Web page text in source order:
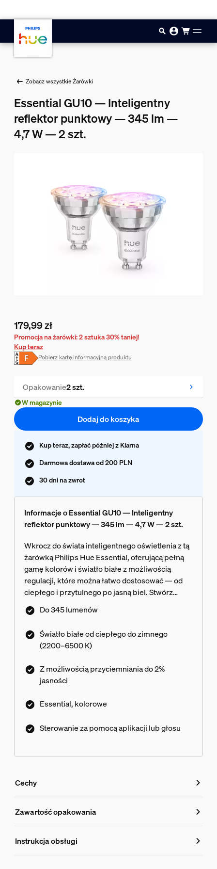
Zobacz wszystkie Żarówki
Essential GU10 — Inteligentny
reflektor punktowy — 345 lm —
4,7 W — 2 szt.
Obecna cena to 179,99 zł
179,99 zł
Promocja na żarówki: 2 sztuka 30% taniej!
Kup teraz
Pobierz kartę informacyjną produktu
Opakowanie2 szt.
W magazynie
Dodaj do koszyka
Kup teraz, zapłać później z Klarna
Darmowa dostawa od 200 PLN
30 dni na zwrot
Informacje o Essential GU10 — Inteligentny
reflektor punktowy — 345 lm — 4,7 W — 2 szt.
Wkrocz do świata inteligentnego oświetlenia z tą
żarówką Philips Hue Essential, oferującą pełną
gamę kolorów i światło białe z możliwością
regulacji, które można łatwo dostosować — od
ciepłego i przytulnego po jasną biel. Stwórz
idealny nastrój za pomocą płynnego ściemniania,
milionów kolorów i biblioteki scen świetlnych
lub stwórz własne! Zgodna ze wszystkimi
produktami Philips Hue.
Do 345 lumenów
Światło białe od ciepłego do zimnego
(2200–6500 K)
Z możliwością przyciemniania do 2%​
jasności
Essential, kolorowe
Sterowanie za pomocą aplikacji lub głosu
Cechy
Cechy
8720169392489
Zawartość opakowania
Instrukcja obsługi